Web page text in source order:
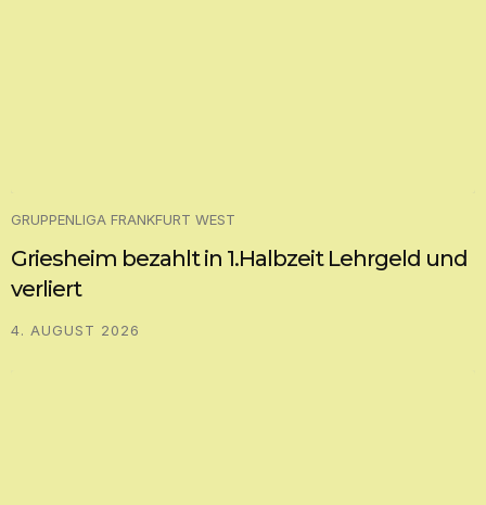
GRUPPENLIGA FRANKFURT WEST
Griesheim bezahlt in 1.Halbzeit Lehrgeld und
verliert
4. AUGUST 2026